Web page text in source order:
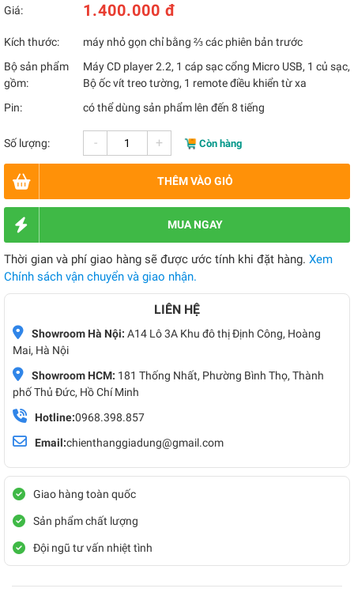
Giá: 1.400.000 đ
Kích thước:
máy nhỏ gọn chỉ bằng ⅔ các phiên bản trước
Bộ sản phẩm
gồm:
Máy CD player 2.2, 1 cáp sạc cổng Micro USB, 1 củ sạc,
Bộ ốc vít treo tường, 1 remote điều khiển từ xa
Pin:
có thể dùng sản phẩm lên đến 8 tiếng
Số lượng: - + Còn hàng
THÊM VÀO GIỎ
MUA NGAY
Thời gian và phí giao hàng sẽ được ước tính khi đặt hàng. Xem
Chính sách vận chuyển và giao nhận.
LIÊN HỆ
Showroom Hà Nội: A14 Lô 3A Khu đô thị Định Công, Hoàng
Mai, Hà Nội
Showroom HCM: 181 Thống Nhất, Phường Bình Thọ, Thành
phố Thủ Đức, Hồ Chí Minh
Hotline:0968.398.857
Email:chienthanggiadung@gmail.com
Giao hàng toàn quốc
Sản phẩm chất lượng
Đội ngũ tư vấn nhiệt tình